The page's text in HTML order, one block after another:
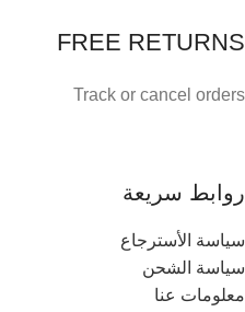
FREE RETURNS
Track or cancel orders
روابط سريعة
سياسة الأسترجاع
سياسة الشحن
معلومات عنا